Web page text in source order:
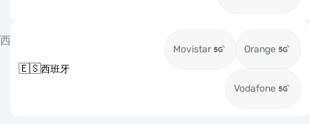
西
🇪🇸西班牙
Movistar Orange
Vodafone